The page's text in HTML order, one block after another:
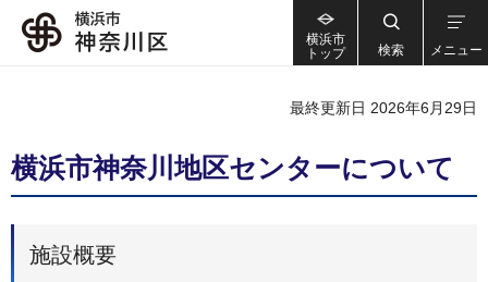
横浜市
トップ
検索 メニュー
最終更新日 2026年6月29日
横浜市神奈川地区センターについて
施設概要